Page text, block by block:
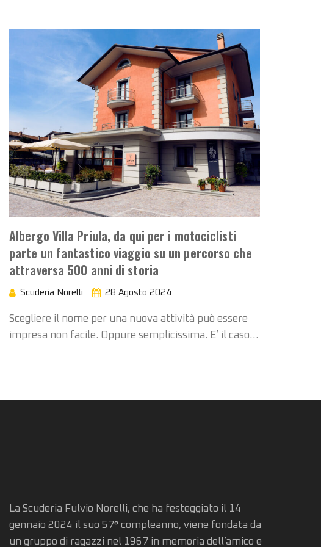
Albergo Villa Priula, da qui per i motociclisti
parte un fantastico viaggio su un percorso che
attraversa 500 anni di storia
Scuderia Norelli 28 Agosto 2024
Scegliere il nome per una nuova attività può essere
impresa non facile. Oppure semplicissima. E’ il caso…
La Scuderia Fulvio Norelli, che ha festeggiato il 14
gennaio 2024 il suo 57° compleanno, viene fondata da
un gruppo di ragazzi nel 1967 in memoria dell’amico e